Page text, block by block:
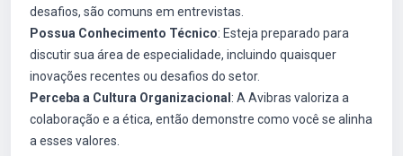
desafios, são comuns em entrevistas.
Possua Conhecimento Técnico: Esteja preparado para
discutir sua área de especialidade, incluindo quaisquer
inovações recentes ou desafios do setor.
Perceba a Cultura Organizacional : A Avibras valoriza a
colaboração e a ética, então demonstre como você se alinha
a esses valores.